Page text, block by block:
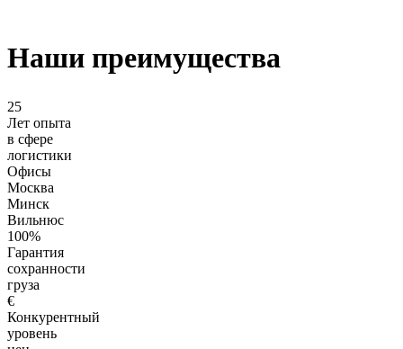
Наши преимущества
25
Лет опыта
в сфере
логистики
Офисы
Москва
Минск
Вильнюс
100%
Гарантия
сохранности
груза
€
Конкурентный
уровень